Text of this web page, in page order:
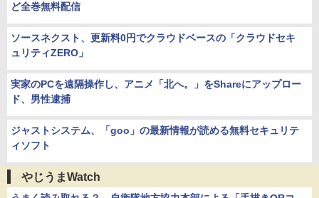
ど全巻無料配信
ソースネクスト、更新料0円でクラウドベースの「クラウドセキ
ュリティZERO」
実家のPCを遠隔操作し、アニメ「北へ。」をShareにアップロー
ド、男性逮捕
ジャストシステム、「goo」の最新情報が読める無料セキュリテ
ィソフト
やじうまWatch